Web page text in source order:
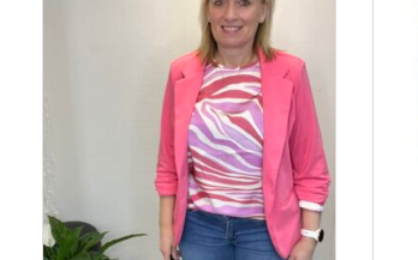
var:
500.00 kr..
pris
er:
100.00 kr..